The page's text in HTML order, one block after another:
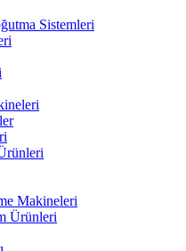
Sistemleri
Makineleri
Ürünleri